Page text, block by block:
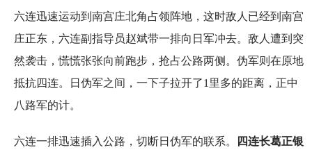
六连迅速运动到南宫庄北角占领阵地，这时敌人已经到南宫
庄正东，六连副指导员赵斌带一排向日军冲去。敌人遭到突
然袭击，慌慌张张向前跑步，抢占公路两侧。伪军则在原地
抵抗四连。日伪军之间，一下子拉开了1里多的距离，正中
八路军的计。
六连一排迅速插入公路，切断日伪军的联系。
四连长葛正银